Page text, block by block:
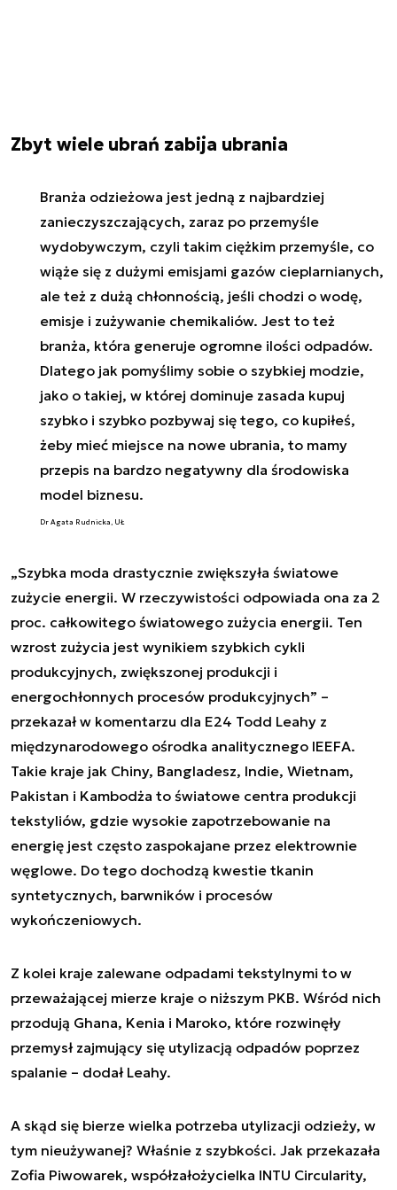
Zbyt wiele ubrań zabija ubrania
Branża odzieżowa jest jedną z najbardziej
zanieczyszczających, zaraz po przemyśle
wydobywczym, czyli takim ciężkim przemyśle, co
wiąże się z dużymi emisjami gazów cieplarnianych,
ale też z dużą chłonnością, jeśli chodzi o wodę,
emisje i zużywanie chemikaliów. Jest to też
branża, która generuje ogromne ilości odpadów.
Dlatego jak pomyślimy sobie o szybkiej modzie,
jako o takiej, w której dominuje zasada kupuj
szybko i szybko pozbywaj się tego, co kupiłeś,
żeby mieć miejsce na nowe ubrania, to mamy
przepis na bardzo negatywny dla środowiska
model biznesu.
Dr Agata Rudnicka, UŁ
„Szybka moda drastycznie zwiększyła światowe
zużycie energii. W rzeczywistości odpowiada ona za 2
proc. całkowitego światowego zużycia energii. Ten
wzrost zużycia jest wynikiem szybkich cykli
produkcyjnych, zwiększonej produkcji i
energochłonnych procesów produkcyjnych” –
przekazał w komentarzu dla E24 Todd Leahy z
międzynarodowego ośrodka analitycznego IEEFA.
Takie kraje jak Chiny, Bangladesz, Indie, Wietnam,
Pakistan i Kambodża to światowe centra produkcji
tekstyliów, gdzie wysokie zapotrzebowanie na
energię jest często zaspokajane przez elektrownie
węglowe. Do tego dochodzą kwestie tkanin
syntetycznych, barwników i procesów
wykończeniowych.
Z kolei kraje zalewane odpadami tekstylnymi to w
przeważającej mierze kraje o niższym PKB. Wśród nich
przodują Ghana, Kenia i Maroko, które rozwinęły
przemysł zajmujący się utylizacją odpadów poprzez
spalanie – dodał Leahy.
A skąd się bierze wielka potrzeba utylizacji odzieży, w
tym nieużywanej? Właśnie z szybkości. Jak przekazała
Zofia Piwowarek, współzałożycielka INTU Circularity,